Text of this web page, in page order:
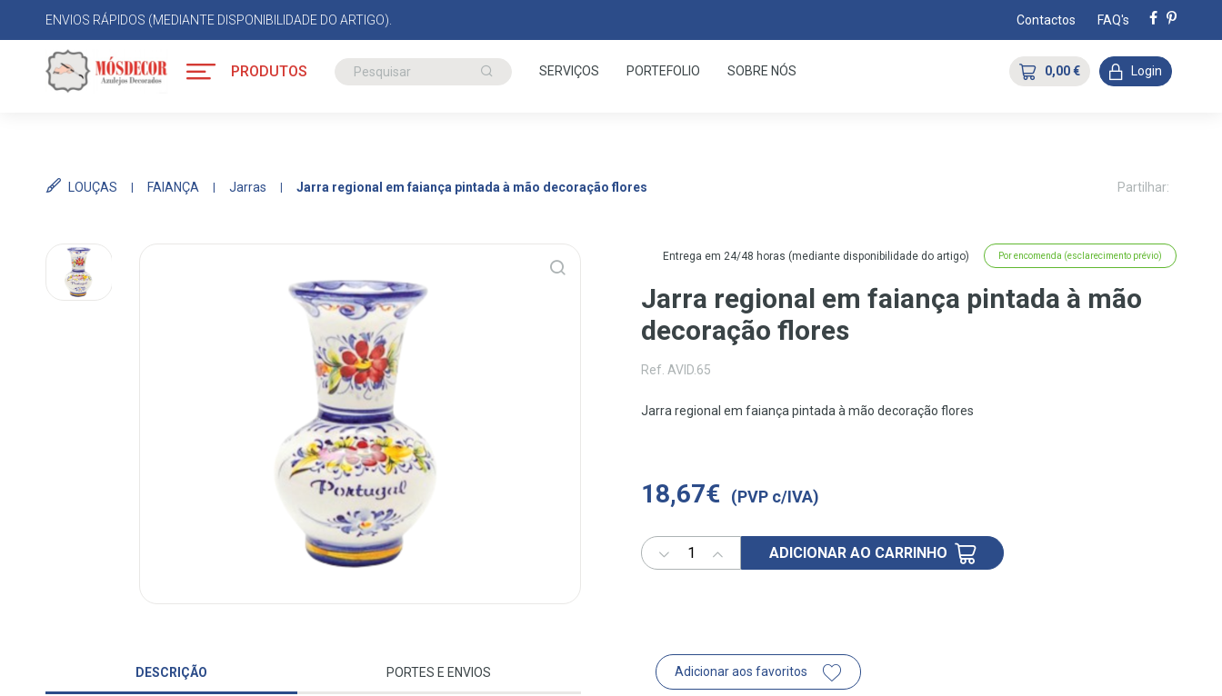
ENVIOS RÁPIDOS (MEDIANTE DISPONIBILIDADE DO ARTIGO). Contactos FAQ's
PRODUTOS SERVIÇOS PORTEFOLIO SOBRE NÓS 0,00 € Login
LOUÇAS FAIANÇA Jarras Jarra regional em faiança pintada à mão decoração flores Partilhar:
Entrega em 24/48 horas (mediante disponibilidade do artigo) Por encomenda (esclarecimento prévio)
Jarra regional em faiança pintada à mão
decoração flores
Ref. AVID.65
Jarra regional em faiança pintada à mão decoração flores
18,67€ (PVP c/IVA)
ADICIONAR AO CARRINHO
DESCRIÇÃO PORTES E ENVIOS Adicionar aos favoritos